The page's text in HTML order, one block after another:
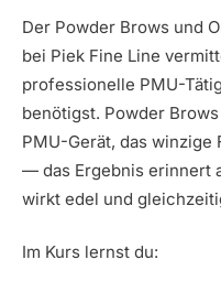
Der Powder Brows und
bei Piek Fine Line
professionelle PMU-
benötigst. Powder
PMU-Gerät, das
— das Ergebnis erinnert
wirkt edel und
Im Kurs lernst du: